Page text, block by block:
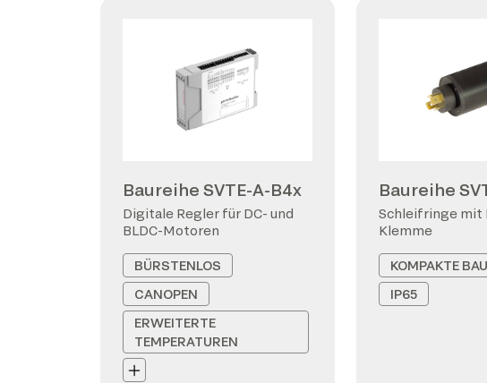
Baureihe SVTE-A-B4x
Digitale Regler für DC- und
BLDC-Motoren
BÜRSTENLOS
CANOPEN
ERWEITERTE
TEMPERATUREN
Baureihe
Schleifringe mit
Klemme
KOMPAKTE
IP65